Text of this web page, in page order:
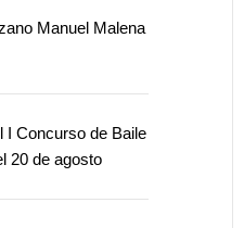
Manuel Malena
I Concurso de Baile
20 de agosto